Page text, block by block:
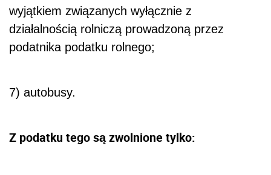
wyjątkiem związanych wyłącznie z
działalnością rolniczą prowadzoną przez
podatnika podatku rolnego;
7) autobusy.
Z podatku tego są zwolnione tylko: